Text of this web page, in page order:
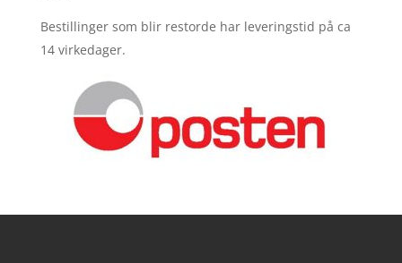
Bestillinger som blir restorde har leveringstid på ca
14 virkedager.